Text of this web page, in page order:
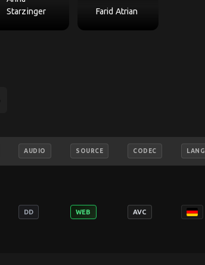
Starzinger
Farid Atrian
AUDIO SOURCE CODEC
DD WEB AVC